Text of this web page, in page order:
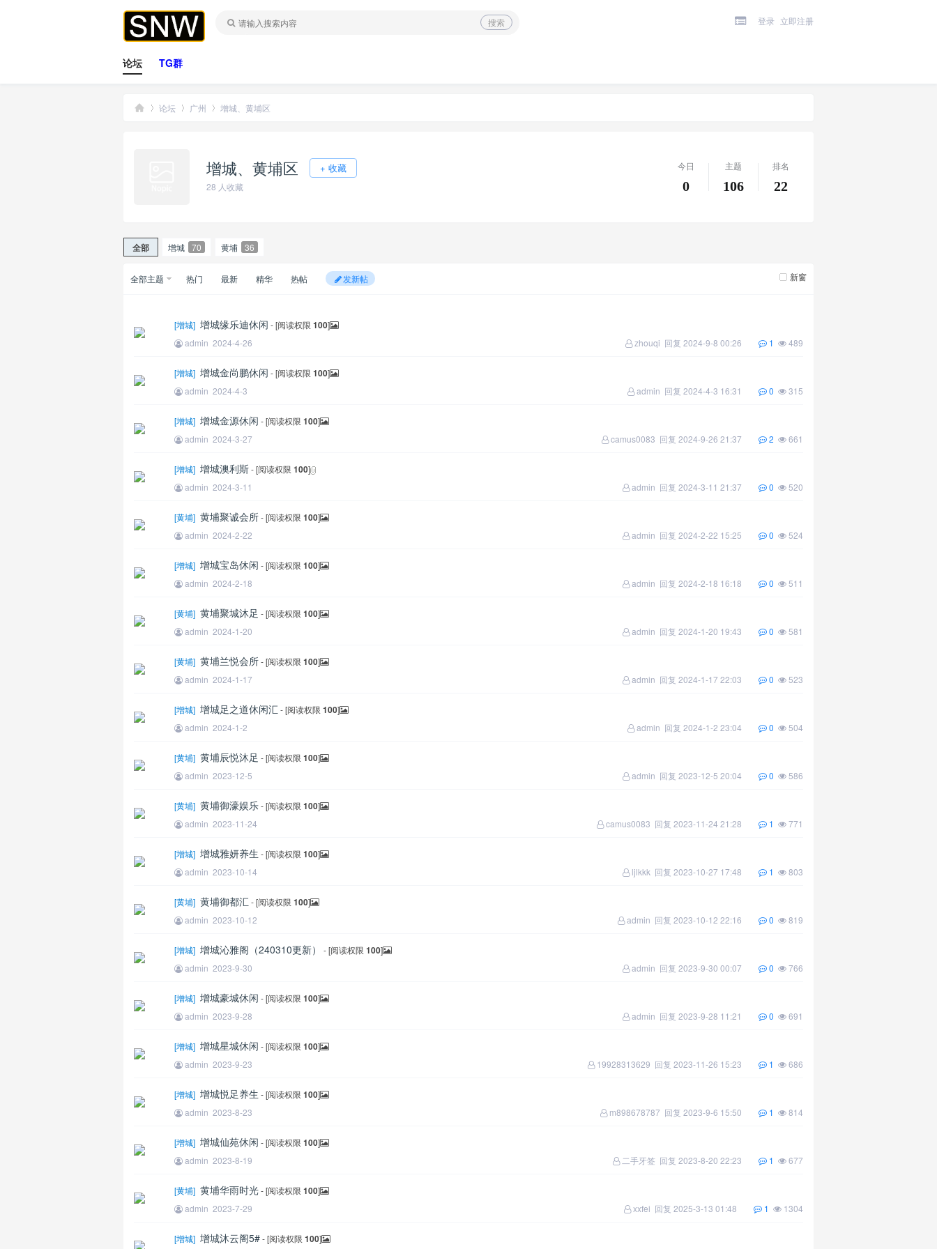
搜索 登录 立即注册
论坛 TG群
论坛 广州
›
增城、黄埔区
增城、黄埔区 + 收藏
28 人收藏
今日
0
主题
106
排名
22
全部 增城 70 黄埔 36
全部主题 热门 最新 精华 热帖 发新帖 新窗
[增城] 增城缘乐迪休闲 - [阅读权限 100]
admin 2024-4-26 489
1
zhouqi 回复 2024-9-8 00:26
[增城] 增城金尚鹏休闲 - [阅读权限 100]
admin 2024-4-3 315
0
admin 回复 2024-4-3 16:31
[增城] 增城金源休闲 - [阅读权限 100]
admin 2024-3-27 661
2
camus0083 回复 2024-9-26 21:37
[增城] 增城澳利斯- [阅读权限 100]
admin 2024-3-11 520
0
admin 回复 2024-3-11 21:37
[黄埔] 黄埔聚诚会所- [阅读权限 100]
admin 2024-2-22 524
0
admin 回复 2024-2-22 15:25
[增城] 增城宝岛休闲 - [阅读权限 100]
admin 2024-2-18 511
0
admin 回复 2024-2-18 16:18
[黄埔] 黄埔聚城沐足 - [阅读权限 100]
admin 2024-1-20 581
0
admin 回复 2024-1-20 19:43
[黄埔] 黄埔兰悦会所- [阅读权限 100]
admin 2024-1-17 523
0
admin 回复 2024-1-17 22:03
[增城] 增城足之道休闲汇 - [阅读权限 100]
admin 2024-1-2 504
0
admin 回复 2024-1-2 23:04
[黄埔] 黄埔辰悦沐足 - [阅读权限 100]
admin 2023-12-5 586
0
admin 回复 2023-12-5 20:04
[黄埔] 黄埔御濠娱乐- [阅读权限 100]
admin 2023-11-24 771
1
camus0083 回复 2023-11-24 21:28
[增城] 增城雅妍养生 - [阅读权限 100]
admin 2023-10-14 803
1
ljlkkk 回复 2023-10-27 17:48
[黄埔] 黄埔御都汇 - [阅读权限 100]
admin 2023-10-12 819
0
admin 回复 2023-10-12 22:16
[增城] 增城沁雅阁（240310更新） - [阅读权限 100]
admin 2023-9-30 766
0
admin 回复 2023-9-30 00:07
[增城] 增城豪城休闲 - [阅读权限 100]
admin 2023-9-28 691
0
admin 回复 2023-9-28 11:21
[增城] 增城星城休闲 - [阅读权限 100]
admin 2023-9-23 686
1
19928313629 回复 2023-11-26 15:23
[增城] 增城悦足养生 - [阅读权限 100]
admin 2023-8-23 814
1
m898678787 回复 2023-9-6 15:50
[增城] 增城仙苑休闲 - [阅读权限 100]
admin 2023-8-19 677
1
二手牙签 回复 2023-8-20 22:23
[黄埔] 黄埔华雨时光- [阅读权限 100]
admin 2023-7-29 1304
1
xxfei 回复 2025-3-13 01:48
[增城] 增城沐云阁5#- [阅读权限 100]